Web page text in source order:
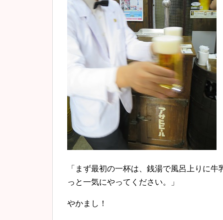
「まず最初の一杯は、銭湯で風呂上りに
っと一気にやってください。」
やかまし！